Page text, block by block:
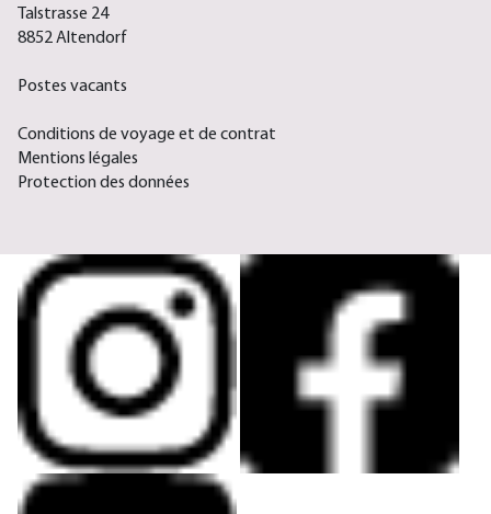
Talstrasse 24
8852 Altendorf
Postes vacants
Conditions de voyage et de contrat
Mentions légales
Protection des données